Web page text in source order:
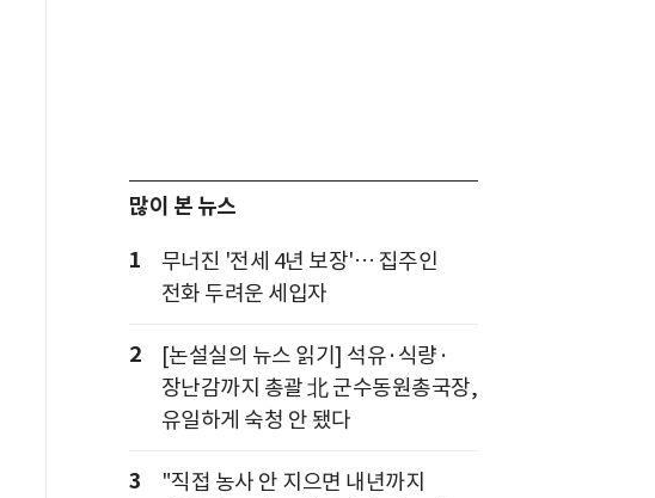
많이 본 뉴스
1
무너진 '전세 4년 보장'… 집주인
전화 두려운 세입자
2
[논설실의 뉴스 읽기] 석유·식량·
장난감까지 총괄 北 군수동원총국장,
유일하게 숙청 안 됐다
3
"직접 농사 안 지으면 내년까지